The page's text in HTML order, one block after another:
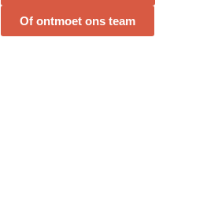
Of ontmoet ons team